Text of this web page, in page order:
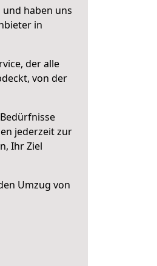
und haben uns
in
der alle
von der
jederzeit zur
Ihr Ziel
Umzug von